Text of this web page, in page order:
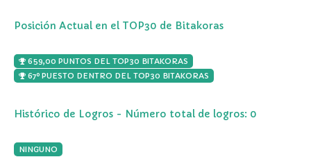
Posición Actual en el TOP30 de Bitakoras
659,00 PUNTOS DEL TOP30 BITAKORAS
67º PUESTO DENTRO DEL TOP30 BITAKORAS
Histórico de Logros - Número total de logros: 0
NINGUNO